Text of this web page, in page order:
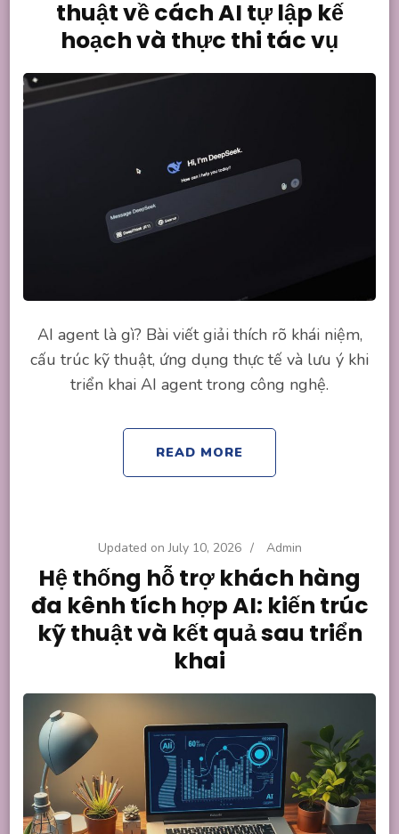
thuật về cách AI tự lập kế
hoạch và thực thi tác vụ
AI agent là gì? Bài viết giải thích rõ khái niệm,
cấu trúc kỹ thuật, ứng dụng thực tế và lưu ý khi
triển khai AI agent trong công nghệ.
READ MORE
Updated onJuly 10, 2026 / Admin
Hệ thống hỗ trợ khách hàng
đa kênh tích hợp AI: kiến trúc
kỹ thuật và kết quả sau triển
khai